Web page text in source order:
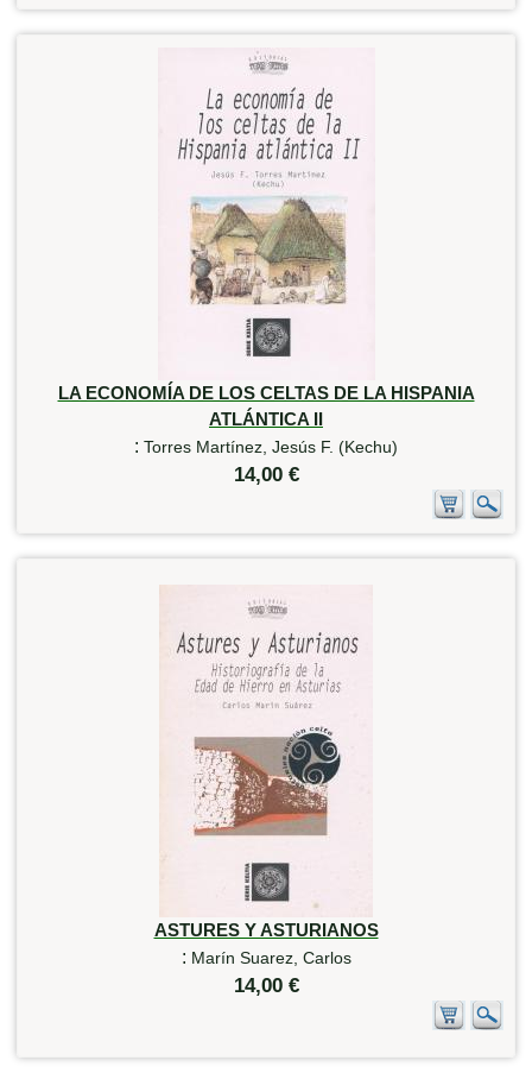
LA ECONOMÍA DE LOS CELTAS DE LA HISPANIA
ATLÁNTICA II
: Torres Martínez, Jesús F. (Kechu)
14,00 €
ASTURES Y ASTURIANOS
: Marín Suarez, Carlos
14,00 €